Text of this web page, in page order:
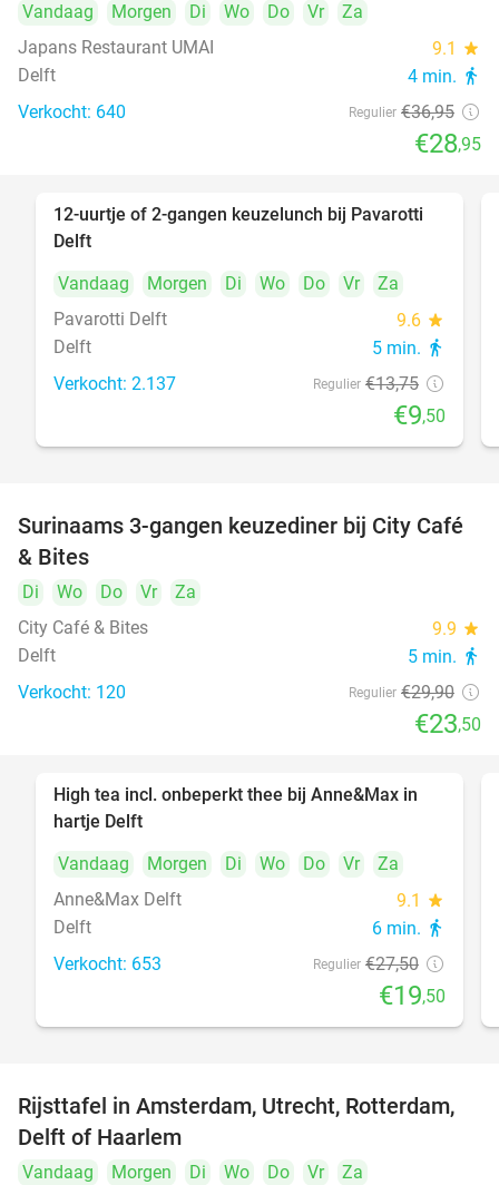
Vandaag Morgen Di Wo Do Vr
Za
Japans Restaurant UMAI
9.1 star
Delft 4 min. directions_walk
Verkocht: 640 Regulier €36,95
€28,95
31%
12-uurtje of 2-gangen keuzelunch bij Pavarotti
Delft
Vandaag
Morgen Di Wo Do Vr
Za
Pavarotti Delft
9.6 star
Delft 5 min. directions_walk
Verkocht: 2.137 Regulier €13,75
€9,50
21%
Surinaams 3-gangen keuzediner bij City Café
& Bites
Di Wo Do Vr
Za
City Café & Bites
9.9 star
Delft 5 min. directions_walk
Verkocht: 120 Regulier €29,90
€23,50
29%
High tea incl. onbeperkt thee bij Anne&Max in
hartje Delft
Vandaag
Morgen Di Wo Do Vr
Za
Anne&Max Delft
9.1 star
Delft 6 min. directions_walk
Verkocht: 653 Regulier €27,50
€19,50
19%
Rijsttafel in Amsterdam, Utrecht, Rotterdam,
Delft of Haarlem
Vandaag Morgen Di Wo Do Vr Za